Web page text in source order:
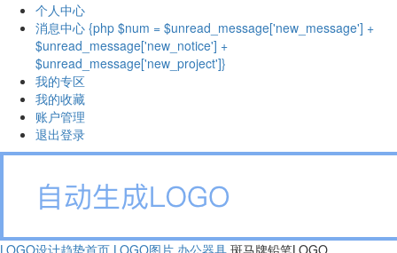
个人中心
消息中心 {php $num = $unread_message['new_message'] +
$unread_message['new_notice'] +
$unread_message['new_project']}
我的专区
我的收藏
账户管理
退出登录
LOGO设计趋势首页 LOGO图片 办公器具 斑马牌铅笔LOGO